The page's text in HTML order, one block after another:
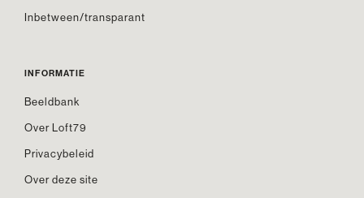
Inbetween/transparant
INFORMATIE
Beeldbank
Over Loft79
Privacybeleid
Over deze site